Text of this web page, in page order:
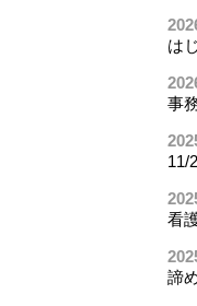
は
事
11/
看
諦